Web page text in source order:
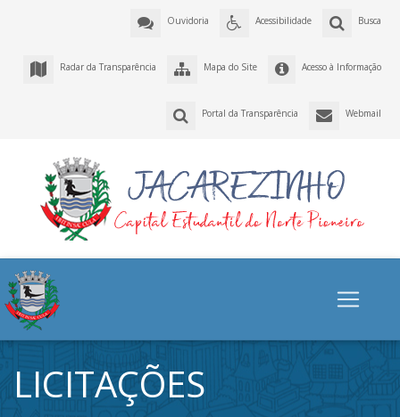
Busca
Acessibilidade
Ouvidoria
Acesso à Informação
Mapa do Site
Radar da Transparência
Webmail
Portal da Transparência
LICITAÇÕES